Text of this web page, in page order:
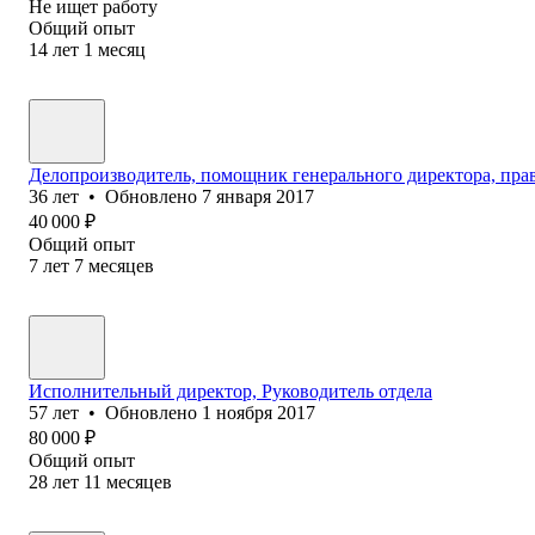
Не ищет работу
Общий опыт
14 лет 1 месяц
Делопроизводитель, помощник генерального директора,
36 лет • Обновлено 7 января 2017
40 000 ₽
Общий опыт
7 лет 7 месяцев
Исполнительный директор, Руководитель отдела
57 лет • Обновлено 1 ноября 2017
80 000 ₽
Общий опыт
28 лет 11 месяцев